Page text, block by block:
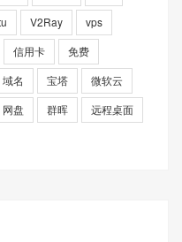
V2Ray
vps
信用卡
免费
域名 宝塔
微软云
网盘 群晖
远程桌面